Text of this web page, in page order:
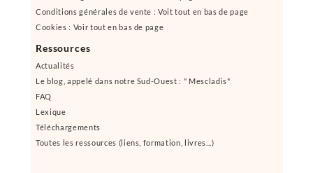
Conditions générales de vente : Voit tout en bas de page
Cookies : Voir tout en bas de page
Ressources
Actualités
Le blog, appelé dans notre Sud-Ouest : " Mescladis"
FAQ
Lexique
Téléchargements
Toutes les ressources (liens, formation, livres...)